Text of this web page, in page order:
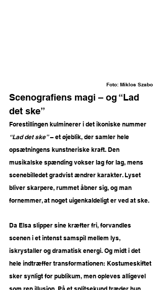
Foto: Miklos Szabo
Scenografiens magi – og “Lad
det ske”
Forestillingen kulminerer i det ikoniske nummer
“Lad det ske” – et øjeblik, der samler hele
opsætningens kunstneriske kraft. Den
musikalske spænding vokser lag for lag, mens
scenebilledet gradvist ændrer karakter. Lyset
bliver skarpere, rummet åbner sig, og man
fornemmer, at noget uigenkaldeligt er ved at ske.
Da Elsa slipper sine kræfter fri, forvandles
scenen i et intenst samspil mellem lys,
iskrystaller og dramatisk energi. Og midt i det
hele indtræffer transformationen: Kostumeskiftet
sker synligt for publikum, men opleves alligevel